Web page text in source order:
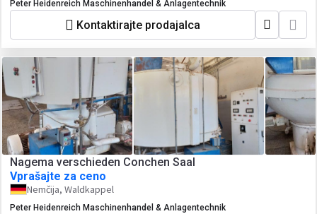
Peter Heidenreich Maschinenhandel & Anlagentechnik
Kontaktirajte prodajalca
Nagema verschieden Conchen Saal
Vprašajte za ceno
Nemčija, Waldkappel
Peter Heidenreich Maschinenhandel & Anlagentechnik